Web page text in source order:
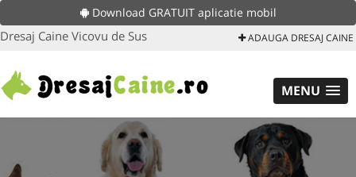
Download GRATUIT aplicatie mobil
Dresaj Caine Vicovu de Sus ADAUGA DRESAJ CAINE
MENU